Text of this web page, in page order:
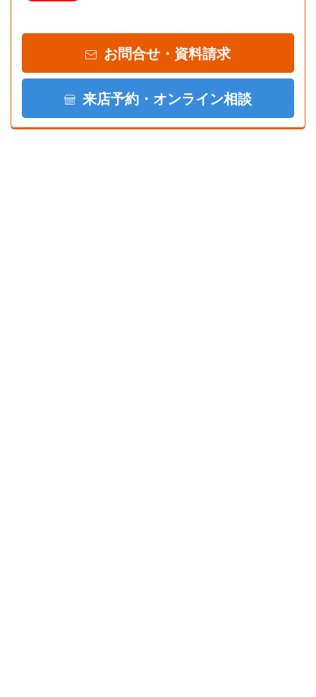
お問合せ・資料請求
来店予約・オンライン相談